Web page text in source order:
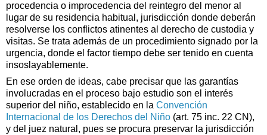
procedencia o improcedencia del reintegro del menor al
lugar de su residencia habitual, jurisdicción donde deberán
resolverse los conflictos atinentes al derecho de custodia y
visitas. Se trata además de un procedimiento signado por la
urgencia, donde el factor tiempo debe ser tenido en cuenta
insoslayablemente.
En ese orden de ideas, cabe precisar que las garantías
involucradas en el proceso bajo estudio son el interés
superior del niño, establecido en la Convención
Internacional de los Derechos del Niño (art. 75 inc. 22 CN),
y del juez natural, pues se procura preservar la jurisdicción